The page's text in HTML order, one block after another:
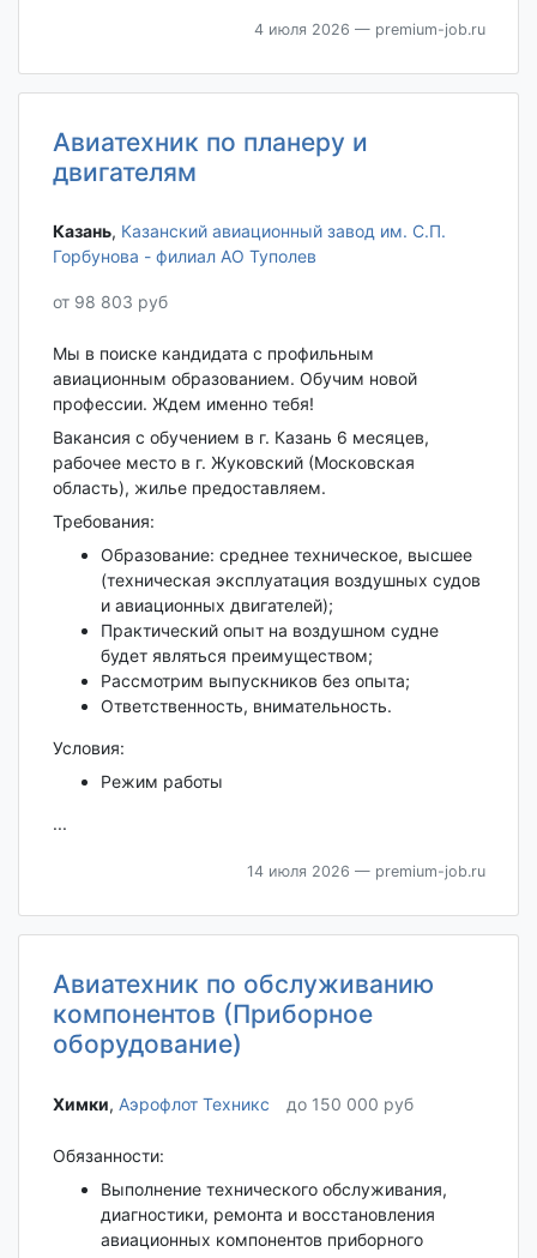
4 июля 2026 — premium-job.ru
Авиатехник по планеру и
двигателям
Казань‎, Казанский авиационный завод им. С.П.
Горбунова - филиал АО Туполев
от 98 803 руб
Мы в поиске кандидата с профильным
авиационным образованием. Обучим новой
профессии. Ждем именно тебя!
Вакансия с обучением в г. Казань 6 месяцев,
рабочее место в г. Жуковский (Московская
область), жилье предоставляем.
Требования:
Образование: среднее техническое, высшее
(техническая эксплуатация воздушных судов
и авиационных двигателей);
Практический опыт на воздушном судне
будет являться преимуществом;
Рассмотрим выпускников без опыта;
Ответственность, внимательность.
Условия:
Режим работы
...
14 июля 2026 — premium-job.ru
Авиатехник по обслуживанию
компонентов (Приборное
оборудование)
Химки‎, Аэрофлот Техникс до 150 000 руб
Обязанности:
Выполнение технического обслуживания,
диагностики, ремонта и восстановления
авиационных компонентов приборного